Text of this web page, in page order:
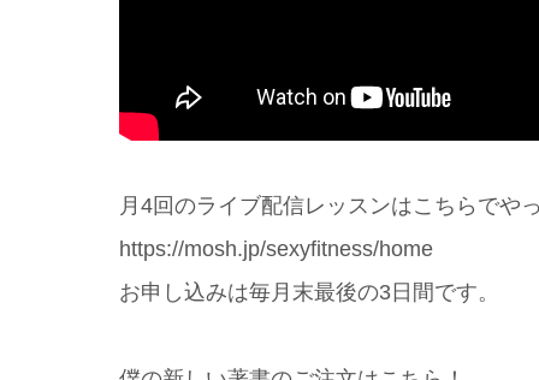
月4回のライブ配信レッスンはこちらでや
https://mosh.jp/sexyfitness/home
お申し込みは毎月末最後の3日間です。